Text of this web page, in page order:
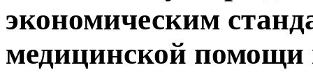
экономическим
медицинской помощи